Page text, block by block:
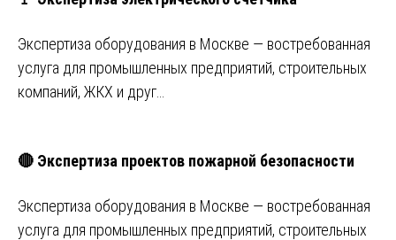
Экспертиза оборудования в Москве — востребованная
услуга для промышленных предприятий, строительных
компаний, ЖКХ и друг…
🔴 Экспертиза проектов пожарной безопасности
Экспертиза оборудования в Москве — востребованная
услуга для промышленных предприятий, строительных